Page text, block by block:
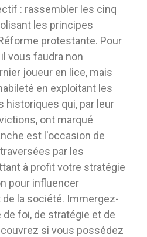
: rassembler les cinq
les principes
protestante. Pour
vous faudra non
joueur en lice, mais
en exploitant les
historiques qui, par leur
ont marqué
est l'occasion de
par les
à profit votre stratégie
pour influencer
la société. Immergez-
foi, de stratégie et de
si vous possédez